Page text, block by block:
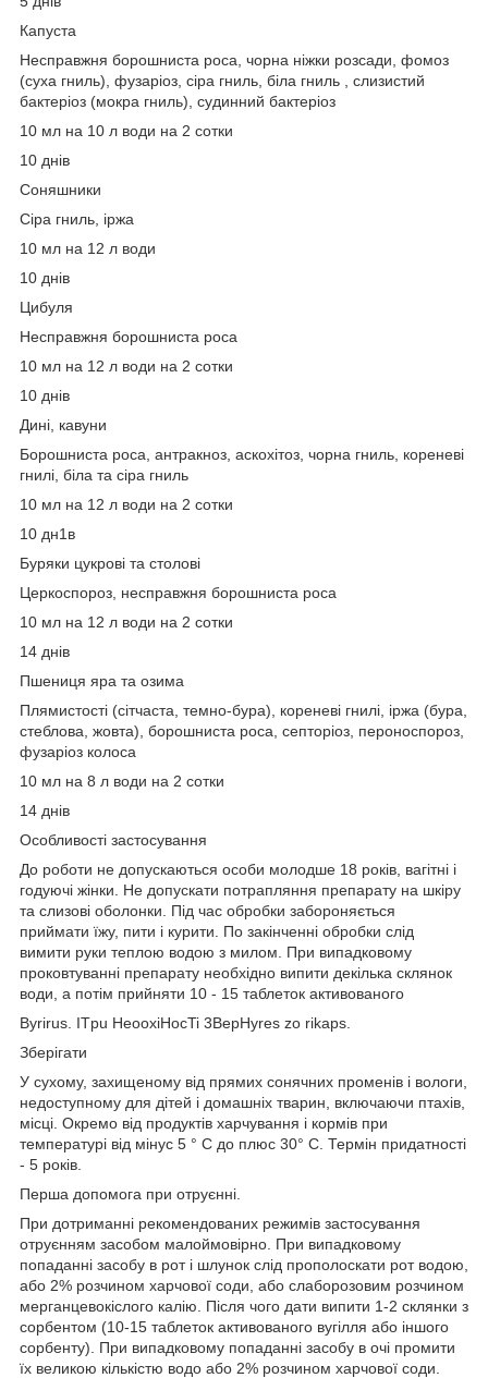
Капуста
Несправжня борошниста роса, чорна ніжки розсади, фомоз
(суха гниль), фузаріоз, сіра гниль, біла гниль , слизистий
бактеріоз (мокра гниль), судинний бактеріоз
10 мл на 10 л води на 2 сотки
10 днів
Соняшники
Сіра гниль, іржа
10 мл на 12 л води
10 днів
Цибуля
Несправжня борошниста роса
10 мл на 12 л води на 2 сотки
10 днів
Дині, кавуни
Борошниста роса, антракноз, аскохітоз, чорна гниль, кореневі
гнилі, біла та сіра гниль
10 мл на 12 л води на 2 сотки
10 дн1в
Буряки цукрові та столові
Церкоспороз, несправжня борошниста роса
10 мл на 12 л води на 2 сотки
14 днів
Пшениця яра та озима
Плямистості (сітчаста, темно-бура), кореневі гнилі, іржа (бура,
стеблова, жовта), борошниста роса, септоріоз, пероноспороз,
фузаріоз колоса
10 мл на 8 л води на 2 сотки
14 днів
Особливості застосування
До роботи не допускаються особи молодше 18 років, вагітні і
годуючі жінки. Не допускати потрапляння препарату на шкіру
та слизові оболонки. Під час обробки забороняється
приймати їжу, пити і курити. По закінченні обробки слід
вимити руки теплою водою з милом. При випадковому
проковтуванні препарату необхідно випити декілька склянок
води, а потім прийняти 10 - 15 таблеток активованого
Byrirus. ITpu HeooxiHocTi 3BepHyres zo rikaps.
Зберігати
У сухому, захищеному від прямих сонячних променів і вологи,
недоступному для дітей і домашніх тварин, включаючи птахів,
місці. Окремо від продуктів харчування і кормів при
температурі від мінус 5 ° С до плюс 30° С. Термін придатності
- 5 років.
Перша допомога при отруєнні.
При дотриманні рекомендованих режимів застосування
отруєнням засобом малоймовірно. При випадковому
попаданні засобу в рот і шлунок слід прополоскати рот водою,
або 2% розчином харчової соди, або слаборозовим розчином
мерганцевокіслого калію. Після чого дати випити 1-2 склянки з
сорбентом (10-15 таблеток активованого вугілля або іншого
сорбенту). При випадковому попаданні засобу в очі промити
їх великою кількістю водо або 2% розчином харчової соди.